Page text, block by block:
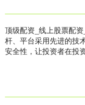
顶级配资_线上股票配
杆、平台采用先进的技
安全性，让投资者在投